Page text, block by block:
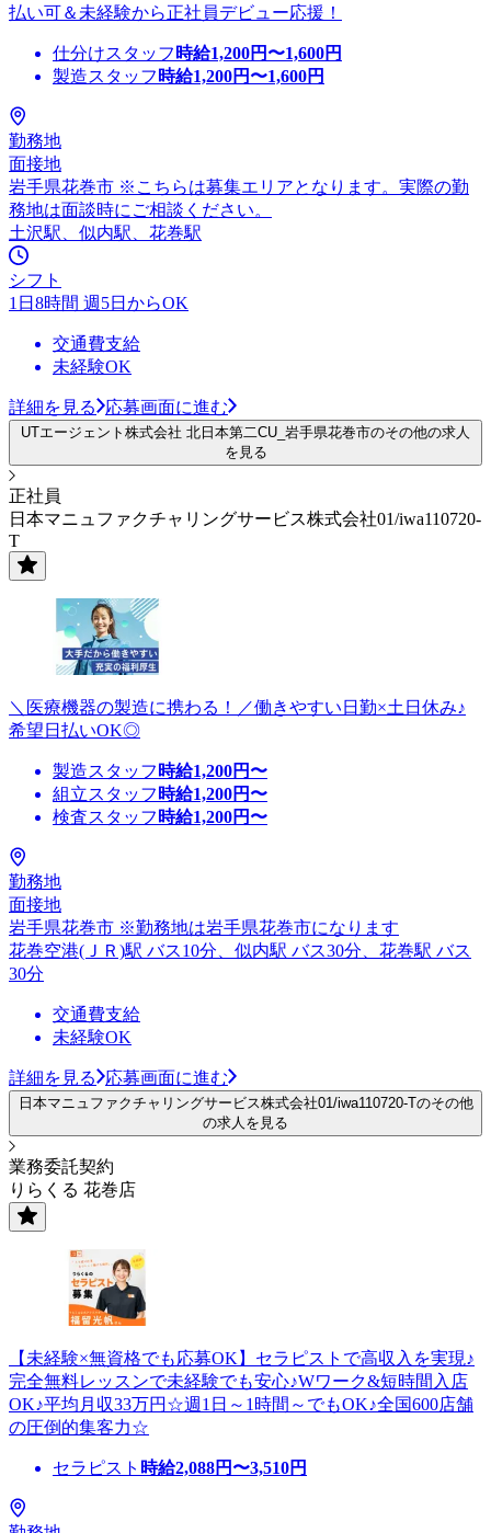
払い可＆未経験から正社員デビュー応援！
仕分けスタッフ 時給1,200円〜1,600円
製造スタッフ 時給1,200円〜1,600円
勤務地
面接地
岩手県花巻市 ※こちらは募集エリアとなります。実際の勤
務地は面談時にご相談ください。
土沢駅、似内駅、花巻駅
シフト
1日8時間 週5日からOK
交通費支給
未経験OK
詳細を見る 応募画面に進む
UTエージェント株式会社 北日本第二CU_岩手県花巻市のその他の求人
を見る
正社員
日本マニュファクチャリングサービス株式会社01/iwa110720-
T
＼医療機器の製造に携わる！／働きやすい日勤×土日休み♪
希望日払いOK◎
製造スタッフ 時給1,200円〜
組立スタッフ 時給1,200円〜
検査スタッフ 時給1,200円〜
勤務地
面接地
岩手県花巻市 ※勤務地は岩手県花巻市になります
花巻空港(ＪＲ)駅 バス10分、似内駅 バス30分、花巻駅 バス
30分
交通費支給
未経験OK
詳細を見る 応募画面に進む
日本マニュファクチャリングサービス株式会社01/iwa110720-Tのその他
の求人を見る
業務委託契約
りらくる 花巻店
【未経験×無資格でも応募OK】セラピストで高収入を実現♪
完全無料レッスンで未経験でも安心♪Wワーク&短時間入店
OK♪平均月収33万円☆週1日～1時間～でもOK♪全国600店舗
の圧倒的集客力☆
セラピスト 時給2,088円〜3,510円